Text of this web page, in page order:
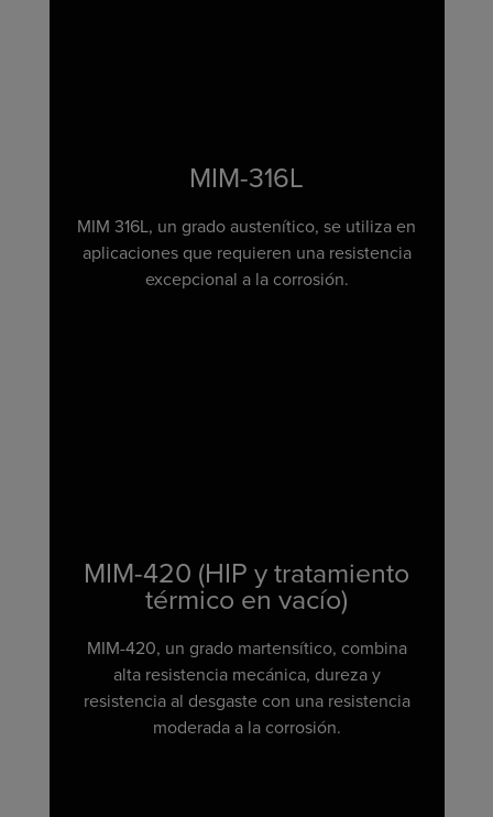
MIM-316L
MIM 316L, un grado austenítico, se utiliza en
aplicaciones que requieren una resistencia
excepcional a la corrosión.
MIM-420 (HIP y tratamiento
térmico en vacío)
MIM-420, un grado martensítico, combina
alta resistencia mecánica, dureza y
resistencia al desgaste con una resistencia
moderada a la corrosión.